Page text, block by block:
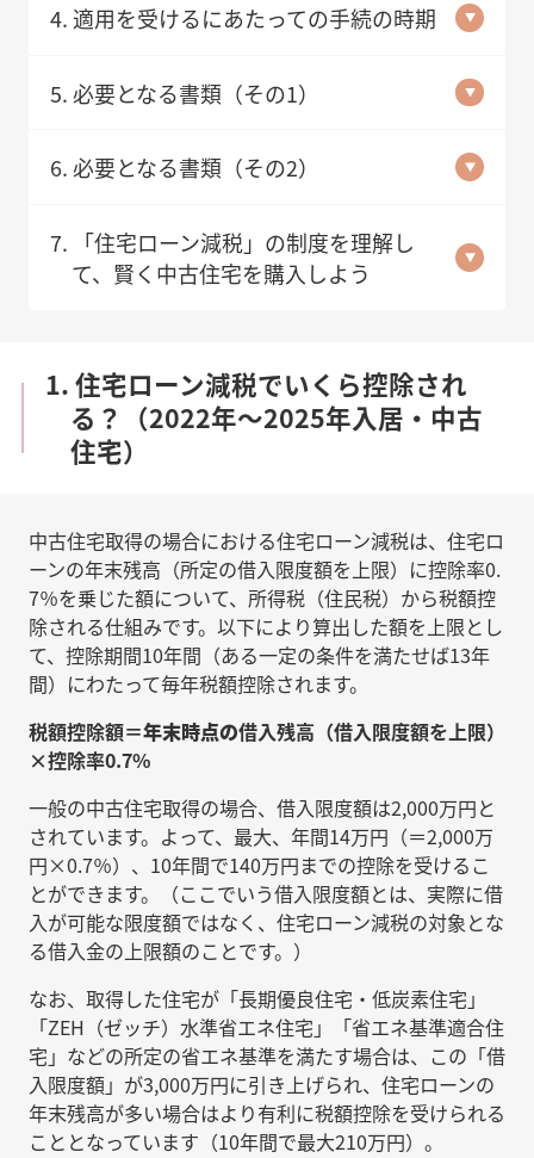
4. 適用を受けるにあたっての手続の時期
5. 必要となる書類（その1）
6. 必要となる書類（その2）
7. 「住宅ローン減税」の制度を理解し
て、賢く中古住宅を購入しよう
1. 住宅ローン減税でいくら控除され
る？（2022年～2025年入居・中古
住宅）
中古住宅取得の場合における住宅ローン減税は、住宅ロ
ーンの年末残高（所定の借入限度額を上限）に控除率0.
7％を乗じた額について、所得税（住民税）から税額控
除される仕組みです。以下により算出した額を上限とし
て、控除期間10年間（ある一定の条件を満たせば13年
間）にわたって毎年税額控除されます。
税額控除額＝年末時点の借入残高（借入限度額を上限）
×控除率0.7%
一般の中古住宅取得の場合、借入限度額は2,000万円と
されています。よって、最大、年間14万円（＝2,000万
円×0.7％）、10年間で140万円までの控除を受けるこ
とができます。（ここでいう借入限度額とは、実際に借
入が可能な限度額ではなく、住宅ローン減税の対象とな
る借入金の上限額のことです。）
なお、取得した住宅が「長期優良住宅・低炭素住宅」
「ZEH（ゼッチ）水準省エネ住宅」「省エネ基準適合住
宅」などの所定の省エネ基準を満たす場合は、この「借
入限度額」が3,000万円に引き上げられ、住宅ローンの
年末残高が多い場合はより有利に税額控除を受けられる
こととなっています（10年間で最大210万円）。